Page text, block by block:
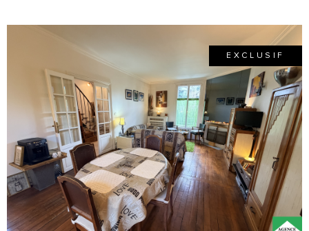
EXCLUSIF
VOIR LE BIEN